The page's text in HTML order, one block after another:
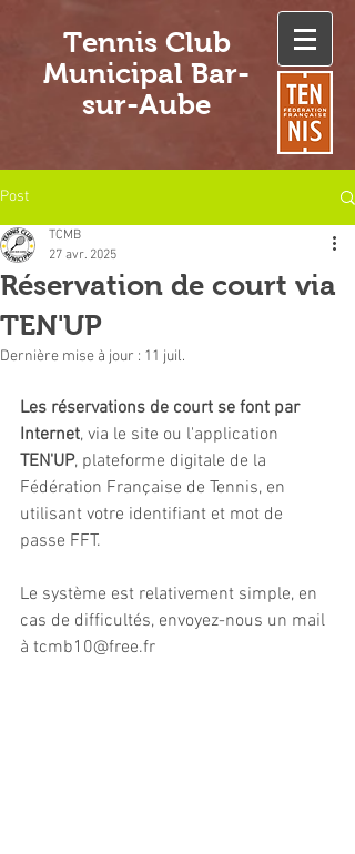
Tennis Club
Municipal Bar-
sur-Aube
Post
Réservation de court via
TEN'UP
TCMB
27 avr. 2025
Dernière mise à jour : 11 juil.
Les réservations de court se font par
Internet, via le site ou l'application
TEN'UP, plateforme digitale de la
Fédération Française de Tennis, en
utilisant votre identifiant et mot de
passe FFT.
Le système est relativement simple, en
cas de difficultés, envoyez-nous un mail
à tcmb10@free.fr